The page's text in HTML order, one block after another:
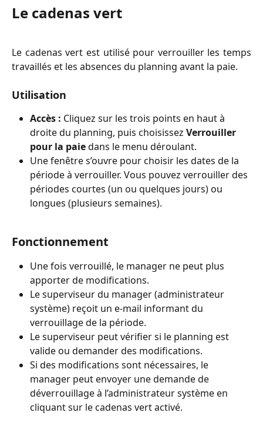
Le cadenas vert
Le cadenas vert est utilisé pour verrouiller les temps
travaillés et les absences du planning avant la paie.
Utilisation
Accès : Cliquez sur les trois points en haut à
droite du planning, puis choisissez Verrouiller
pour la paie dans le menu déroulant.
Une fenêtre s’ouvre pour choisir les dates de la
période à verrouiller. Vous pouvez verrouiller des
périodes courtes (un ou quelques jours) ou
longues (plusieurs semaines).
Fonctionnement
Une fois verrouillé, le manager ne peut plus
apporter de modifications.
Le superviseur du manager (administrateur
système) reçoit un e-mail informant du
verrouillage de la période.
Le superviseur peut vérifier si le planning est
valide ou demander des modifications.
Si des modifications sont nécessaires, le
manager peut envoyer une demande de
déverrouillage à l’administrateur système en
cliquant sur le cadenas vert activé.